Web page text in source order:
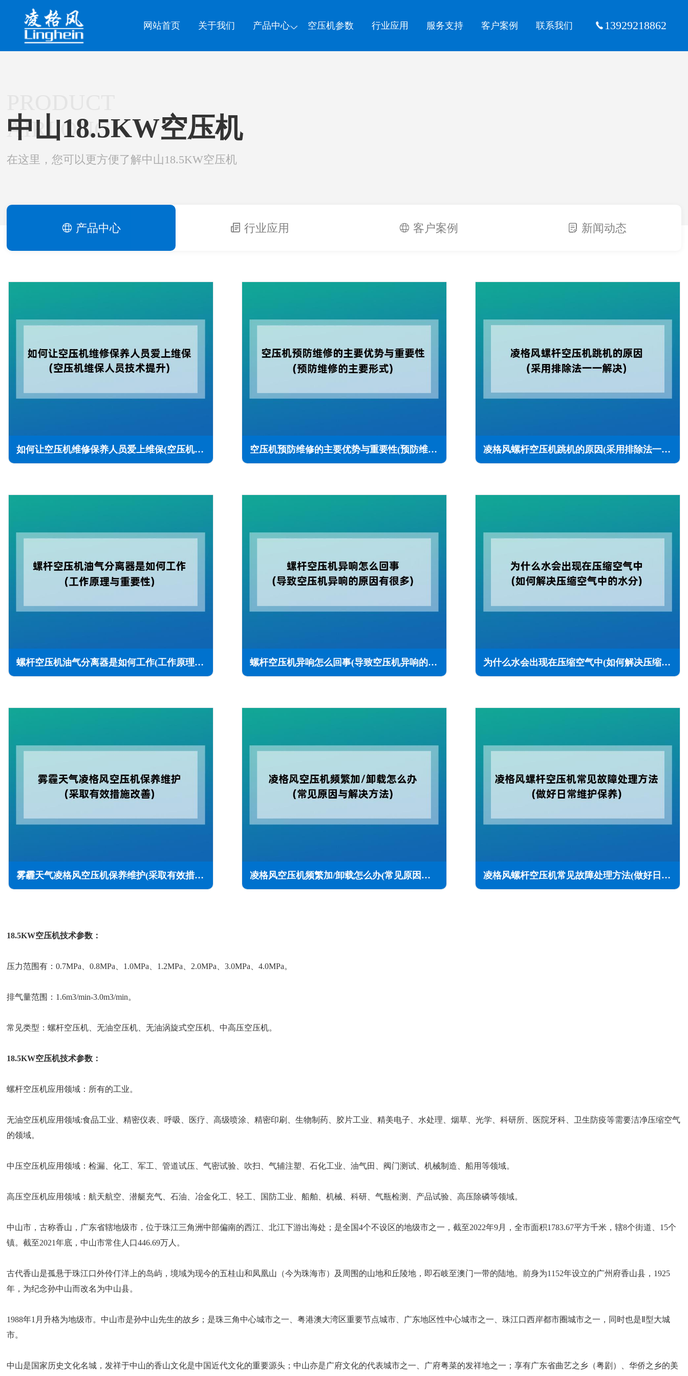
网站首页 关于我们 产品中心 空压机参数 行业应用 服务支持 客户案例 联系我们 13929218862
AIRLONG
中山18.5KW空压机
在这里，您可以更方便了解中山18.5KW空压机
产品中心 行业应用 客户案例 新闻动态
如何让空压机维修保养人员爱上维保(空压机维保人员技术提升) 空压机预防维修的主要优势与重要性(预防维修的主要形式) 凌格风螺杆空压机跳机的原因(采用排除法一一解决)
螺杆空压机油气分离器是如何工作(工作原理与重要性) 螺杆空压机异响怎么回事(导致空压机异响的原因有很多) 为什么水会出现在压缩空气中(如何解决压缩空气中的水分)
雾霾天气凌格风空压机保养维护(采取有效措施改善) 凌格风空压机频繁加/卸载怎么办(常见原因与解决方法) 凌格风螺杆空压机常见故障处理方法(做好日常维护保养)
18.5KW空压机技术参数：
压力范围有：0.7MPa、0.8MPa、1.0MPa、1.2MPa、2.0MPa、3.0MPa、4.0MPa。
排气量范围：1.6m3/min-3.0m3/min。
常见类型：螺杆空压机、无油空压机、无油涡旋式空压机、中高压空压机。
18.5KW空压机技术参数：
螺杆空压机应用领域：所有的工业。
无油空压机应用领域:食品工业、精密仪表、呼吸、医疗、高级喷涂、精密印刷、生物制药、胶片工业、精美电子、水处理、烟草、光学、科研所、医院牙科、卫生防疫等需要洁净压缩空气
的领域。
中压空压机应用领域：检漏、化工、军工、管道试压、气密试验、吹扫、气辅注塑、石化工业、油气田、阀门测试、机械制造、船用等领域。
高压空压机应用领域：航天航空、潜艇充气、石油、冶金化工、轻工、国防工业、船舶、机械、科研、气瓶检测、产品试验、高压除磷等领域。
中山市，古称香山，广东省辖地级市，位于珠江三角洲中部偏南的西江、北江下游出海处；是全国4个不设区的地级市之一，截至2022年9月，全市面积1783.67平方千米，辖8个街道、15个
镇。截至2021年底，中山市常住人口446.69万人。
古代香山是孤悬于珠江口外伶仃洋上的岛屿，境域为现今的五桂山和凤凰山（今为珠海市）及周围的山地和丘陵地，即石岐至澳门一带的陆地。前身为1152年设立的广州府香山县，1925
年，为纪念孙中山而改名为中山县。
1988年1月升格为地级市。中山市是孙中山先生的故乡；是珠三角中心城市之一、粤港澳大湾区重要节点城市、广东地区性中心城市之一、珠江口西岸都市圈城市之一，同时也是Ⅱ型大城
市。
中山是国家历史文化名城，发祥于中山的香山文化是中国近代文化的重要源头；中山亦是广府文化的代表城市之一、广府粤菜的发祥地之一；享有广东省曲艺之乡（粤剧）、华侨之乡的美